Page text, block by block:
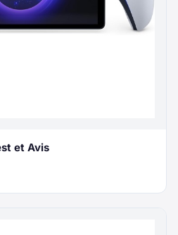
et Avis